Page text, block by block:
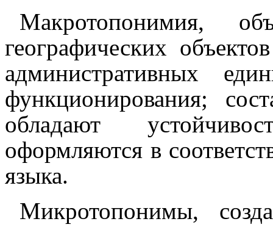
Макротопонимия,
географических
административных
функционирования;
обладают
оформляются в
языка.
Микротопонимы,